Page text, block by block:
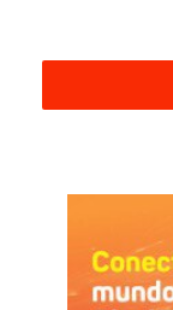
O cenário é
pescadores e
Imagens